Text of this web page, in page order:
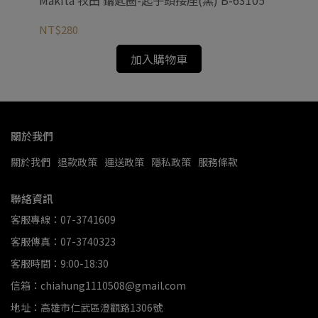
NT$280
加入購物車
關於我們
關於我們 退款政策 運送政策 隱私政策 服務條款
聯絡資訊
客服專線：07-3741609
客服傳真：07-3740323
客服時間：9:00-18:30
信箱：chiahung1110508@gmail.com
地址：高雄市仁武區澄觀路1306號